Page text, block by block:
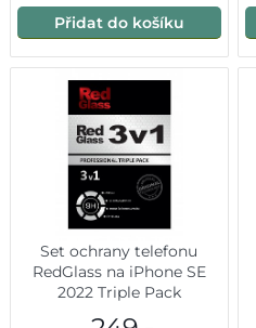
Přidat do košíku
Set ochrany telefonu
RedGlass na iPhone SE
2022 Triple Pack